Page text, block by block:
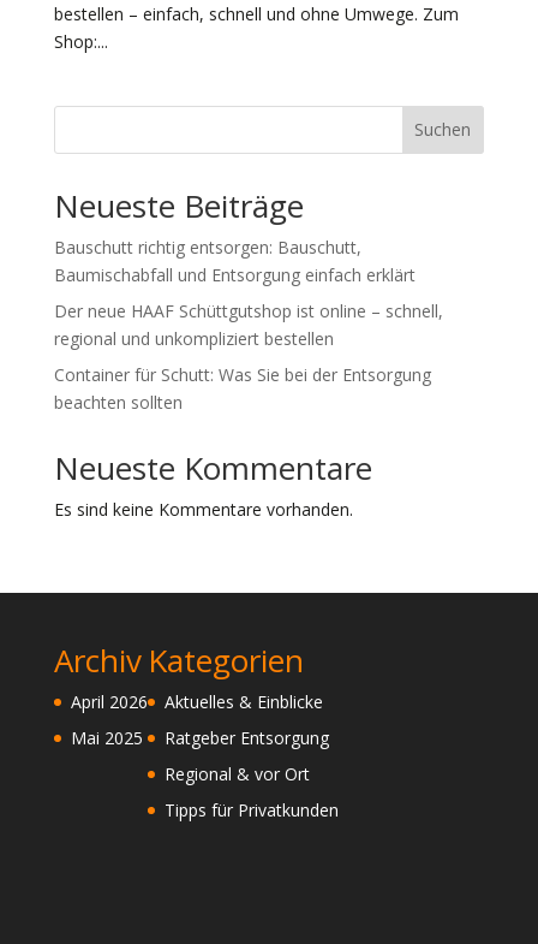
bestellen – einfach, schnell und ohne Umwege. Zum
Shop:...
Suchen
Neueste Beiträge
Bauschutt richtig entsorgen: Bauschutt,
Baumischabfall und Entsorgung einfach erklärt
Der neue HAAF Schüttgutshop ist online – schnell,
regional und unkompliziert bestellen
Container für Schutt: Was Sie bei der Entsorgung
beachten sollten
Neueste Kommentare
Es sind keine Kommentare vorhanden.
Archiv
April 2026
Mai 2025
Kategorien
Aktuelles & Einblicke
Ratgeber Entsorgung
Regional & vor Ort
Tipps für Privatkunden